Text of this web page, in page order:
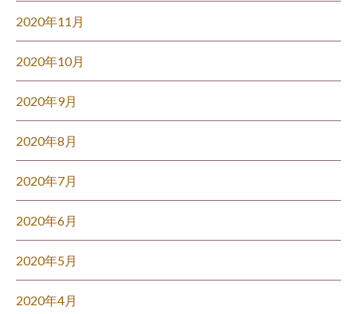
2020年11月
2020年10月
2020年9月
2020年8月
2020年7月
2020年6月
2020年5月
2020年4月